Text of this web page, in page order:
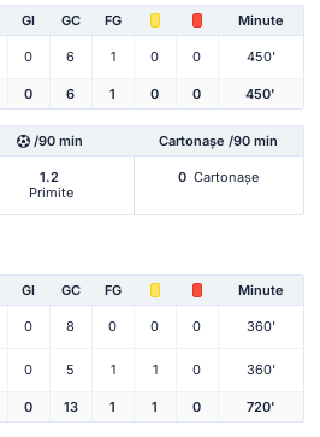
Gl GC FG Minute
0 6 1 0 0 450'
0 6 1 0 0 450'
/90 min Cartonașe /90 min
1.2
Primite
0 Cartonașe
Gl GC FG Minute
0 8 0 0 0 360'
0 5 1 1 0 360'
0 13 1 1 0 720'